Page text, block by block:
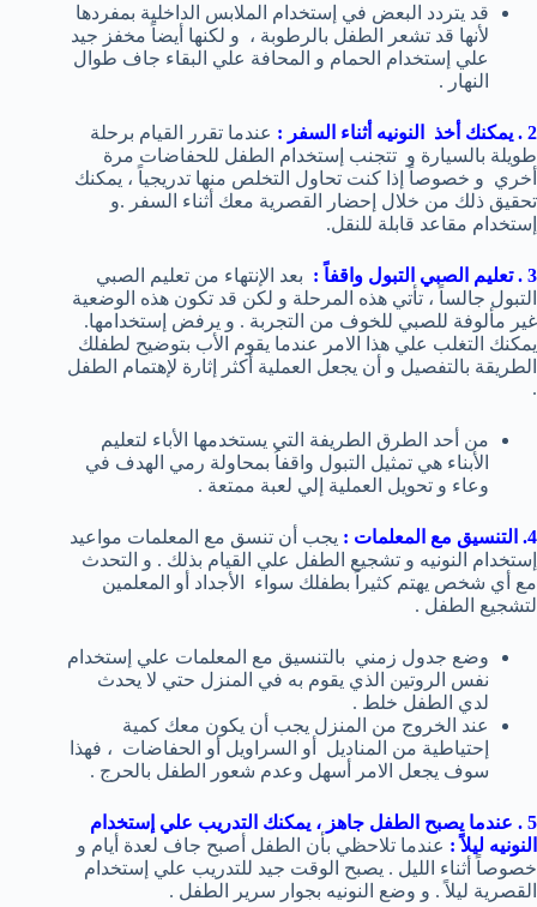
قد يتردد البعض في إستخدام الملابس الداخلية بمفردها
لأنها قد تشعر الطفل بالرطوبة ، و لكنها أيضاً مخفز جيد
علي إستخدام الحمام و المحافة علي البقاء جاف طوال
النهار .
2 . يمكنك أخذ النونيه أثناء السفر :
عندما تقرر القيام برحلة
طويلة بالسيارة و تتجنب إستخدام الطفل للحفاضات مرة
أخري و خصوصاً إذا كنت تحاول التخلص منها تدريجياً ، يمكنك
تحقيق ذلك من خلال إحضار القصرية معك أثناء السفر .و
إستخدام مقاعد قابلة للنقل.
3 . تعليم الصبي التبول واقفاً :
بعد الإنتهاء من تعليم الصبي
التبول جالساً ، تأتي هذه المرحلة و لكن قد تكون هذه الوضعية
غير مألوفة للصبي للخوف من التجربة . و يرفض إستخدامها.
يمكنك التغلب علي هذا الامر عندما يقوم الأب بتوضيح لطفلك
الطريقة بالتفصيل و أن يجعل العملية أكثر إثارة لإهتمام الطفل
.
من أحد الطرق الطريفة التي يستخدمها الأباء لتعليم
الأبناء هي تمثيل التبول واقفاُ بمحاولة رمي الهدف في
وعاء و تحويل العملية إلي لعبة ممتعة .
4. التنسيق مع المعلمات :
يجب أن تنسق مع المعلمات مواعيد
إستخدام النونيه و تشجيع الطفل علي القيام بذلك . و التحدث
مع أي شخص يهتم كثيراً بطفلك سواء الأجداد أو المعلمين
لتشجيع الطفل .
وضع جدول زمني بالتنسيق مع المعلمات علي إستخدام
نفس الروتين الذي يقوم به في المنزل حتي لا يحدث
لدي الطفل خلط .
عند الخروج من المنزل يجب أن يكون معك كمية
إحتياطية من المناديل أو السراويل أو الحفاضات ، فهذا
سوف يجعل الامر أسهل وعدم شعور الطفل بالحرج .
5 . عندما يصبح الطفل جاهز ، يمكنك التدريب علي إستخدام
النونيه ليلاً : عندما تلاحظي بأن الطفل أصبح جاف لعدة أيام و
خصوصاً أثناء الليل . يصبح الوقت جيد للتدريب علي إستخدام
القصرية ليلاً . و وضع النونيه بجوار سرير الطفل .